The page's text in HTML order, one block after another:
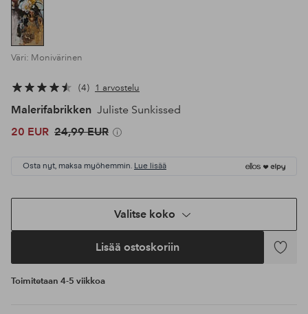
Väri: Monivärinen
4 1 arvostelu
Malerifabrikken Juliste Sunkissed
20 EUR 24,99 EUR
Osta nyt, maksa myöhemmin. Lue lisää
Valitse koko
Lisää ostoskoriin
Lisää
Toimitetaan 4-5 viikkoa